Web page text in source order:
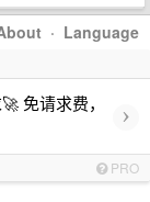
· Language
免请求费，
›
PRO